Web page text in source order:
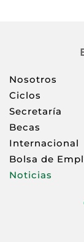
Nosotros
Ciclos
Secretaría
Becas
Internacional
Bolsa de
Noticias